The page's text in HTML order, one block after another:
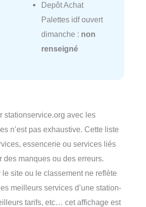
Depôt Achat
Palettes idf ouvert
dimanche : non
renseigné
stationservice.org avec les
n’est pas exhaustive. Cette liste
essencerie ou services liés
des manques ou des erreurs.
le site ou le classement ne reflète
meilleurs services d’une station-
tarifs, etc… cet affichage est